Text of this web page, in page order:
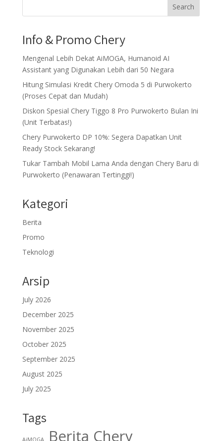
Search
Info & Promo Chery
Mengenal Lebih Dekat AiMOGA, Humanoid AI
Assistant yang Digunakan Lebih dari 50 Negara
Hitung Simulasi Kredit Chery Omoda 5 di Purwokerto
(Proses Cepat dan Mudah)
Diskon Spesial Chery Tiggo 8 Pro Purwokerto Bulan Ini
(Unit Terbatas!)
Chery Purwokerto DP 10%: Segera Dapatkan Unit
Ready Stock Sekarang!
Tukar Tambah Mobil Lama Anda dengan Chery Baru di
Purwokerto (Penawaran Tertinggi!)
Kategori
Berita
Promo
Teknologi
Arsip
July 2026
December 2025
November 2025
October 2025
September 2025
August 2025
July 2025
Tags
Berita Chery